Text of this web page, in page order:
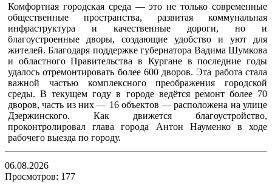
Комфортная городская среда — это не только современные
общественные пространства, развитая коммунальная
инфраструктура и качественные дороги, но и
благоустроенные дворы, создающие удобство и уют для
жителей. Благодаря поддержке губернатора Вадима Шумкова
и областного Правительства в Кургане в последние годы
удалось отремонтировать более 600 дворов. Эта работа стала
важной частью комплексного преображения городской
среды. В текущем году в городе ведётся ремонт более 70
дворов, часть из них — 16 объектов — расположена на улице
Дзержинского. Как движется благоустройство,
проконтролировал глава города Антон Науменко в ходе
рабочего выезда по городу.
06.08.2026
Просмотров: 177